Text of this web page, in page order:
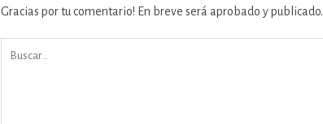
Gracias por tu comentario! En breve será aprobado y publicado.